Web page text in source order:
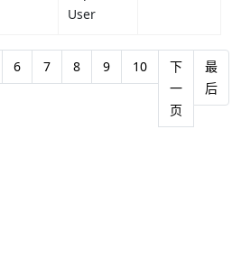
User
6 7 8 9 10
下
一
页
最
后